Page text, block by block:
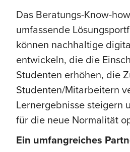
Das Beratungs-Know-
umfassende
können nachhaltige
entwickeln, die die
Studenten erhöhen, die
Studenten/Mitarbeitern
Lernergebnisse steigern
für die neue Normalität
Ein umfangreiches